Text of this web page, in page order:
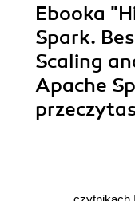
Ebooka
Spark.
Scaling
Apache